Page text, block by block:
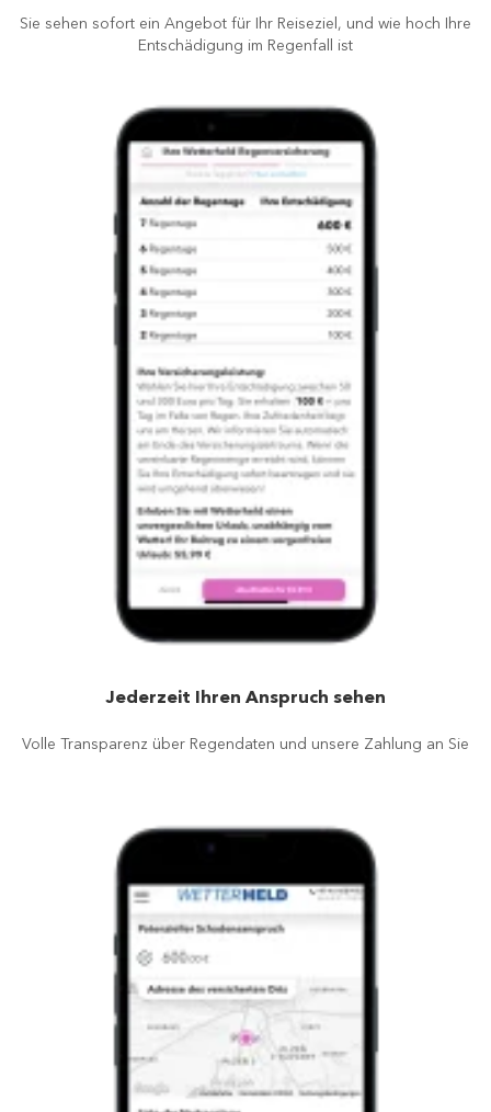
Sie sehen sofort ein Angebot für Ihr Reiseziel, und wie hoch Ihre
Entschädigung im Regenfall ist
Jederzeit Ihren Anspruch sehen
Volle Transparenz über Regendaten und unsere Zahlung an Sie